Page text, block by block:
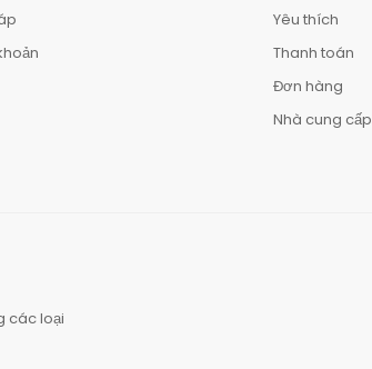
Yêu thích
Thanh toán
Đơn hàng
Nhà cung cấp
các loại